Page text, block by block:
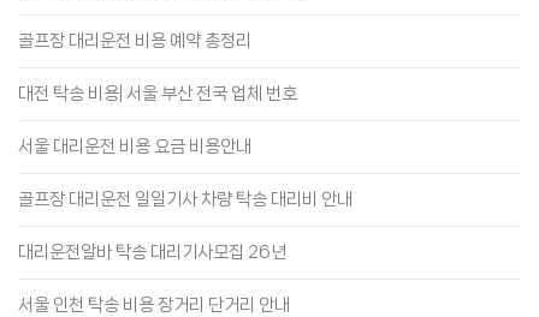
골프장 대리운전 비용 예약 총정리
대전 탁송 비용| 서울 부산 전국 업체 번호
서울 대리운전 비용 요금 비용안내
골프장 대리운전 일일기사 차량 탁송 대리비 안내
대리운전알바 탁송 대리기사모집 26년
서울 인천 탁송 비용 장거리 단거리 안내